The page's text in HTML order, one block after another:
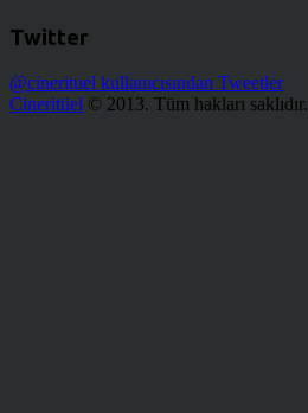
Twitter
@cinerituel kullanıcısından Tweetler
Cineritüel © 2013. Tüm hakları saklıdır.